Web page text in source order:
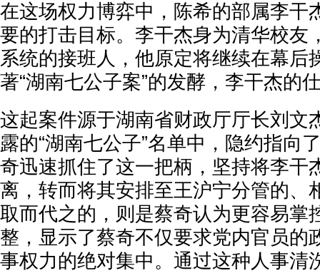
在这场权力博弈中，陈希的部属李干
要的打击目标。李干杰身为清华校友
系统的接班人，他原定将继续在幕后
著“湖南七公子案”的发酵，李干杰的
这起案件源于湖南省财政厅厅长刘文
露的“湖南七公子”名单中，隐约指向
奇迅速抓住了这一把柄，坚持将李干
离，转而将其安排至王沪宁分管的、
取而代之的，则是蔡奇认为更容易掌
整，显示了蔡奇不仅要求党内官员的
事权力的绝对集中。通过这种人事清